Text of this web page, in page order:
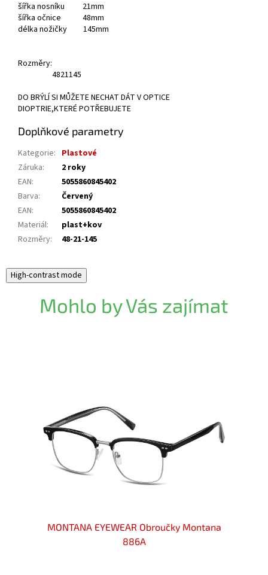
šířka nosníku 21mm
šířka očnice 48mm
délka nožičky 145mm
Rozměry:
4821145
DO BRÝLÍ SI MŮŽETE NECHAT DÁT V OPTICE
DIOPTRIE,KTERÉ POTŘEBUJETE
Doplňkové parametry
Kategorie: Plastové
Záruka:
2 roky
EAN:
5055860845402
Barva:
Červený
EAN:
5055860845402
Materiál:
plast+kov
Rozměry: 48-21-145
High-contrast mode
Mohlo by Vás zajímat
MONTANA EYEWEAR Obroučky Montana
886A